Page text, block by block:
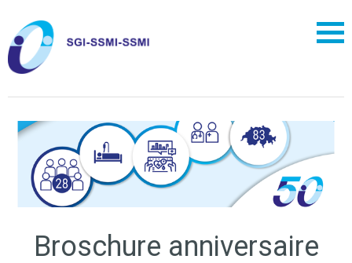
Broschure anniversaire